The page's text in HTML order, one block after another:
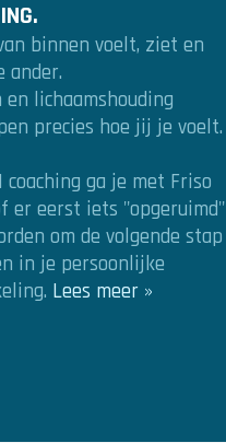
binnen voelt, ziet en
ander.
lichaamshouding
precies hoe jij je voelt.
coaching ga je met Friso
er eerst iets "opgeruimd"
om de volgende stap
in je persoonlijke
Lees meer »